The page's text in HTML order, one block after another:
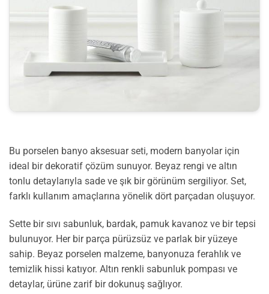
Bu porselen banyo aksesuar seti, modern banyolar için
ideal bir dekoratif çözüm sunuyor. Beyaz rengi ve altın
tonlu detaylarıyla sade ve şık bir görünüm sergiliyor. Set,
farklı kullanım amaçlarına yönelik dört parçadan oluşuyor.
Sette bir sıvı sabunluk, bardak, pamuk kavanoz ve bir tepsi
bulunuyor. Her bir parça pürüzsüz ve parlak bir yüzeye
sahip. Beyaz porselen malzeme, banyonuza ferahlık ve
temizlik hissi katıyor. Altın renkli sabunluk pompası ve
detaylar, ürüne zarif bir dokunuş sağlıyor.